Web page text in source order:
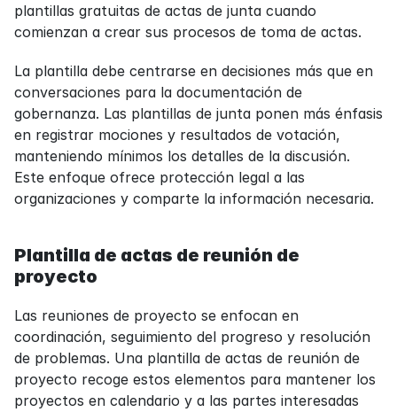
plantillas gratuitas de actas de junta cuando
comienzan a crear sus procesos de toma de actas.
La plantilla debe centrarse en decisiones más que en
conversaciones para la documentación de
gobernanza. Las plantillas de junta ponen más énfasis
en registrar mociones y resultados de votación,
manteniendo mínimos los detalles de la discusión.
Este enfoque ofrece protección legal a las
organizaciones y comparte la información necesaria.
Plantilla de actas de reunión de
proyecto
Las reuniones de proyecto se enfocan en
coordinación, seguimiento del progreso y resolución
de problemas. Una plantilla de actas de reunión de
proyecto recoge estos elementos para mantener los
proyectos en calendario y a las partes interesadas